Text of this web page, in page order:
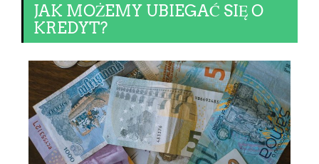
JAK MOŻEMY UBIEGAĆ SIĘ O
KREDYT?